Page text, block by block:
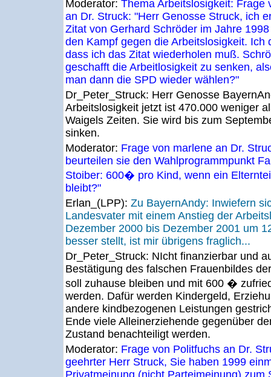
Moderator: Thema Arbeitslosigkeit: Frage
an Dr. Struck: "Herr Genosse Struck, ich
Zitat von Gerhard Schröder im Jahre
den Kampf gegen die Arbeitslosigkeit. Ich
dass ich das Zitat wiederholen muß.
geschafft die Arbeitlosigkeit zu senken,
man dann die SPD wieder wählen?"
Dr_Peter_Struck: Herr Genosse
Arbeitslosigkeit jetzt ist 470.000 weniger
Waigels Zeiten. Sie wird bis zum
sinken.
Moderator: Frage von marlene an Dr.
beurteilen sie den Wahlprogrammpunkt
Stoiber: 600� pro Kind, wenn ein
bleibt?"
Erlan_(LPP): Zu BayernAndy: Inwiefern
Landesvater mit einem Anstieg der
Dezember 2000 bis Dezember 2001 um
besser stellt, ist mir übrigens fraglich...
Dr_Peter_Struck: NIcht finanzierbar und
Bestätigung des falschen Frauenbildes
soll zuhause bleiben und mit 600 �
werden. Dafür werden Kindergeld,
andere kindbezogenen Leistungen
Ende viele Alleinerziehende gegenüber
Zustand benachteiligt werden.
Moderator: Frage von Politfuchs an Dr.
geehrter Herr Struck, Sie haben 1999
Privatmeinung (nicht Parteimeinung) zum